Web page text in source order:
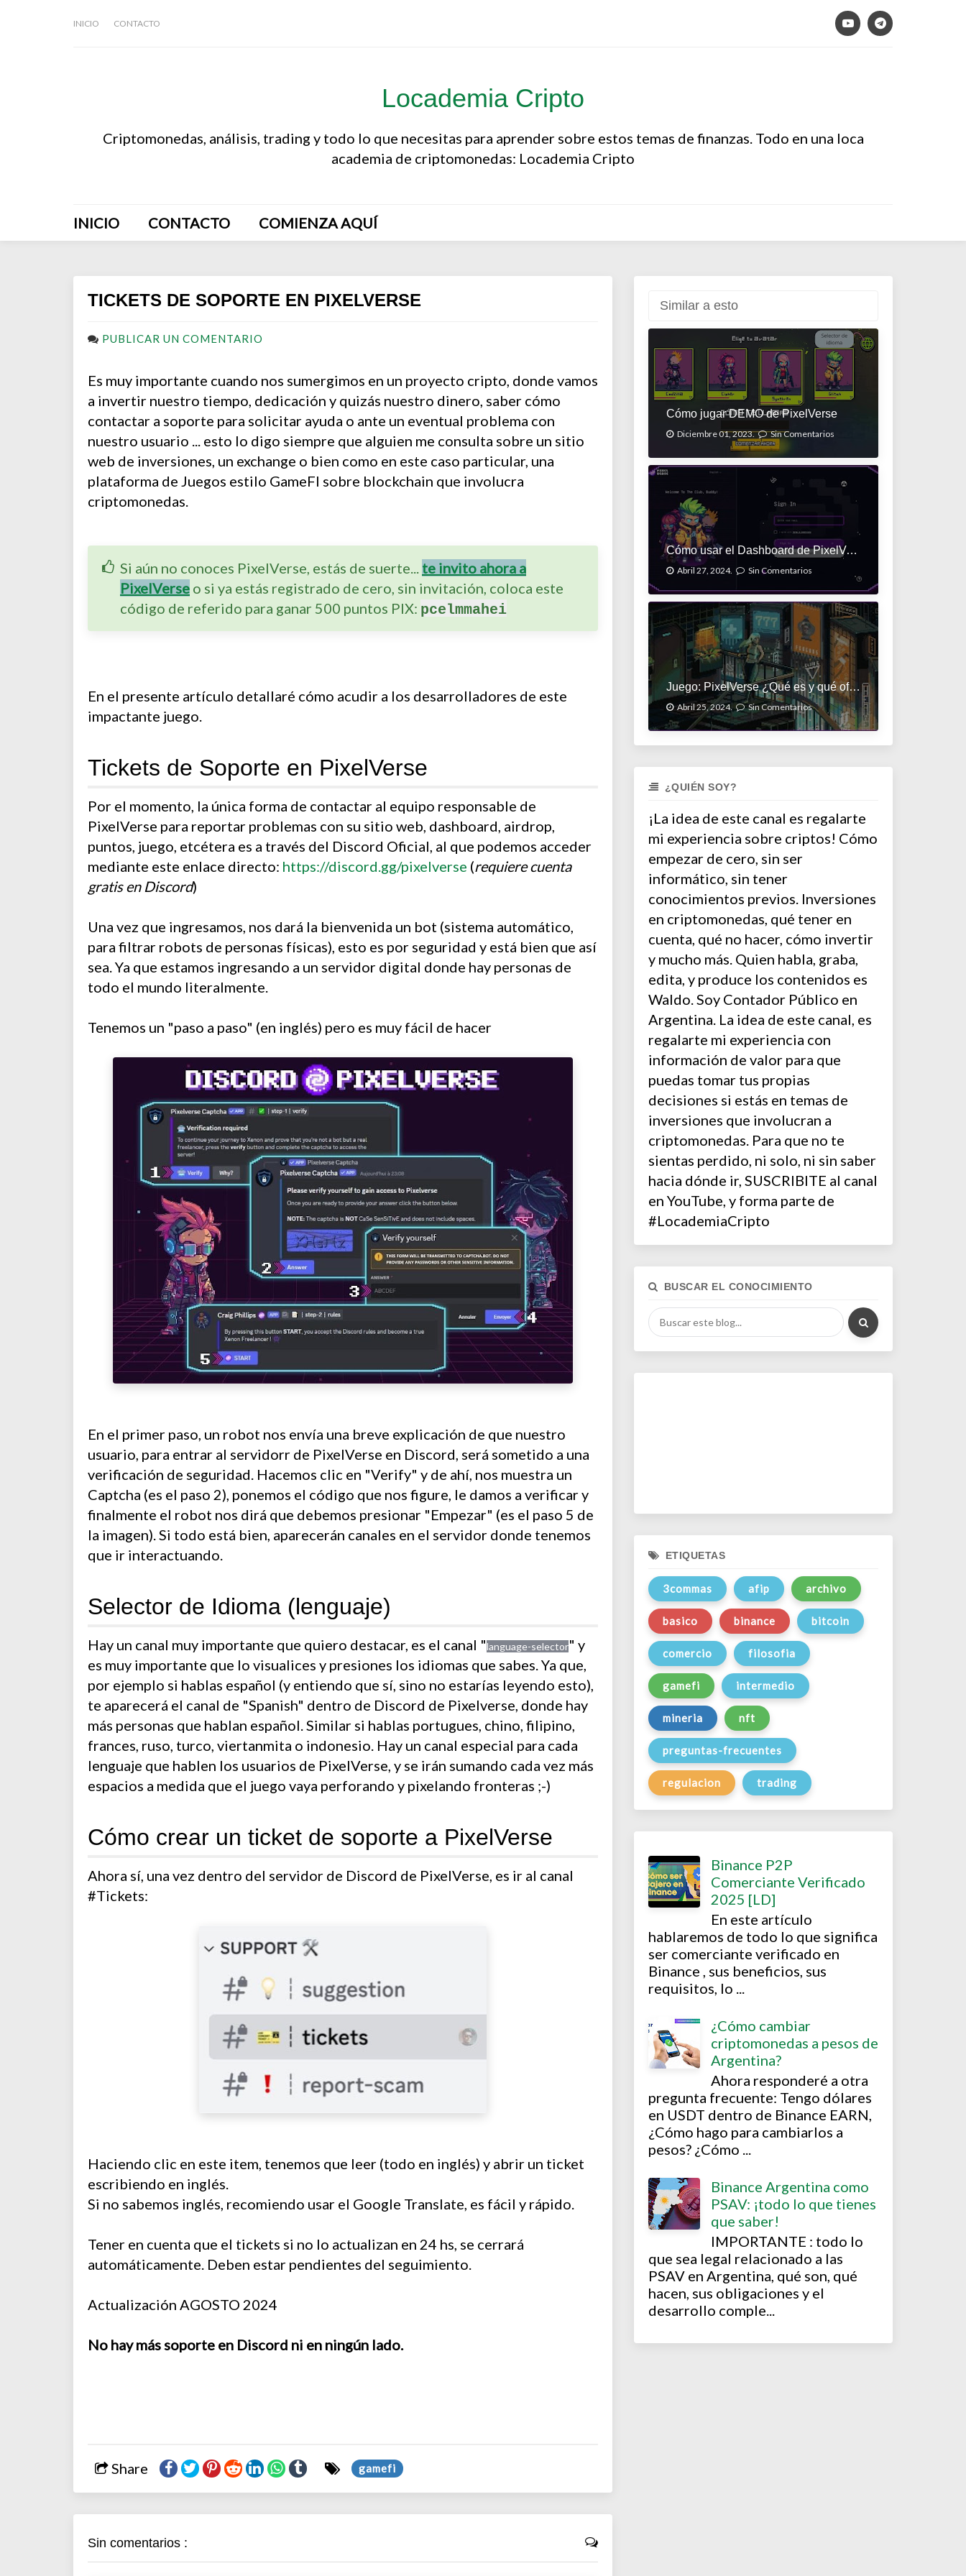
INICIO CONTACTO
Locademia Cripto
Criptomonedas, análisis, trading y todo lo que necesitas para aprender sobre estos temas de finanzas. Todo en una loca
academia de criptomonedas: Locademia Cripto
INICIO CONTACTO COMIENZA AQUÍ
TICKETS DE SOPORTE EN PIXELVERSE
PUBLICAR UN COMENTARIO
Es muy importante cuando nos sumergimos en un proyecto cripto, donde vamos
a invertir nuestro tiempo, dedicación y quizás nuestro dinero, saber cómo
contactar a soporte para solicitar ayuda o ante un eventual problema con
nuestro usuario ... esto lo digo siempre que alguien me consulta sobre un sitio
web de inversiones, un exchange o bien como en este caso particular, una
plataforma de Juegos estilo GameFI sobre blockchain que involucra
criptomonedas.
Si aún no conoces PixelVerse, estás de suerte... te invito ahora a
PixelVerse o si ya estás registrado de cero, sin invitación, coloca este
código de referido para ganar 500 puntos PIX: pcelmmahei
En el presente artículo detallaré cómo acudir a los desarrolladores de este
impactante juego.
Tickets de Soporte en PixelVerse
Por el momento, la única forma de contactar al equipo responsable de
PixelVerse para reportar problemas con su sitio web, dashboard, airdrop,
puntos, juego, etcétera es a través del Discord Oficial, al que podemos acceder
mediante este enlace directo: https://discord.gg/pixelverse (requiere cuenta
gratis en Discord)
Una vez que ingresamos, nos dará la bienvenida un bot (sistema automático,
para filtrar robots de personas físicas), esto es por seguridad y está bien que así
sea. Ya que estamos ingresando a un servidor digital donde hay personas de
todo el mundo literalmente.
Tenemos un "paso a paso" (en inglés) pero es muy fácil de hacer
En el primer paso, un robot nos envía una breve explicación de que nuestro
usuario, para entrar al servidorr de PixelVerse en Discord, será sometido a una
verificación de seguridad. Hacemos clic en "Verify" y de ahí, nos muestra un
Captcha (es el paso 2), ponemos el código que nos figure, le damos a verificar y
finalmente el robot nos dirá que debemos presionar "Empezar" (es el paso 5 de
la imagen). Si todo está bien, aparecerán canales en el servidor donde tenemos
que ir interactuando.
Selector de Idioma (lenguaje)
Hay un canal muy importante que quiero destacar, es el canal "language-selector" y
es muy importante que lo visualices y presiones los idiomas que sabes. Ya que,
por ejemplo si hablas español (y entiendo que sí, sino no estarías leyendo esto),
te aparecerá el canal de "Spanish" dentro de Discord de Pixelverse, donde hay
más personas que hablan español. Similar si hablas portugues, chino, filipino,
frances, ruso, turco, viertanmita o indonesio. Hay un canal especial para cada
lenguaje que hablen los usuarios de PixelVerse, y se irán sumando cada vez más
espacios a medida que el juego vaya perforando y pixelando fronteras ;-)
Cómo crear un ticket de soporte a PixelVerse
Ahora sí, una vez dentro del servidor de Discord de PixelVerse, es ir al canal
#Tickets:
Haciendo clic en este item, tenemos que leer (todo en inglés) y abrir un ticket
escribiendo en inglés.
Si no sabemos inglés, recomiendo usar el Google Translate, es fácil y rápido.
Tener en cuenta que el tickets si no lo actualizan en 24 hs, se cerrará
automáticamente. Deben estar pendientes del seguimiento.
Actualización AGOSTO 2024
No hay más soporte en Discord ni en ningún lado.
Share gamefi
Sin comentarios :
Similar a esto
Cómo jugar DEMO de PixelVerse
Diciembre 01, 2023. Sin Comentarios
Cómo usar el Dashboard de PixelVerse
Abril 27, 2024. Sin Comentarios
Juego: PixelVerse ¿Qué es y qué ofrece?
Abril 25, 2024. Sin Comentarios
¿QUIÉN SOY?
¡La idea de este canal es regalarte
mi experiencia sobre criptos! Cómo
empezar de cero, sin ser
informático, sin tener
conocimientos previos. Inversiones
en criptomonedas, qué tener en
cuenta, qué no hacer, cómo invertir
y mucho más. Quien habla, graba,
edita, y produce los contenidos es
Waldo. Soy Contador Público en
Argentina. La idea de este canal, es
regalarte mi experiencia con
información de valor para que
puedas tomar tus propias
decisiones si estás en temas de
inversiones que involucran a
criptomonedas. Para que no te
sientas perdido, ni solo, ni sin saber
hacia dónde ir, SUSCRIBITE al canal
en YouTube, y forma parte de
#LocademiaCripto
BUSCAR EL CONOCIMIENTO
ETIQUETAS
3commas afip archivo
basico binance bitcoin
comercio filosofia
gamefi intermedio
mineria nft
preguntas-frecuentes
regulacion trading
Binance P2P
Comerciante Verificado
2025 [LD]
En este artículo
hablaremos de todo lo que significa
ser comerciante verificado en
Binance , sus beneficios, sus
requisitos, lo ...
¿Cómo cambiar
criptomonedas a pesos de
Argentina?
Ahora responderé a otra
pregunta frecuente: Tengo dólares
en USDT dentro de Binance EARN,
¿Cómo hago para cambiarlos a
pesos? ¿Cómo ...
Binance Argentina como
PSAV: ¡todo lo que tienes
que saber!
IMPORTANTE : todo lo
que sea legal relacionado a las
PSAV en Argentina, qué son, qué
hacen, sus obligaciones y el
desarrollo comple...